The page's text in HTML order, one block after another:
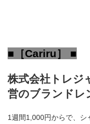
■［Cariru］ ■
株式会社トレジ
営のブランドレ
1週間1,000円からで、シ